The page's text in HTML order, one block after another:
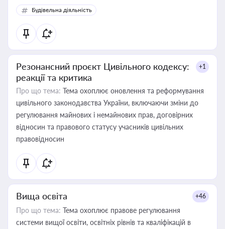
Будівельна діяльність
Резонансний проєкт Цивільного кодексу:
реакції та критика
+1
Про що тема: Тема охоплює оновлення та реформування
цивільного законодавства України, включаючи зміни до
регулювання майнових і немайнових прав, договірних
відносин та правового статусу учасників цивільних
правовідносин
Вища освіта +46
Про що тема: Тема охоплює правове регулювання
системи вищої освіти, освітніх рівнів та кваліфікацій в